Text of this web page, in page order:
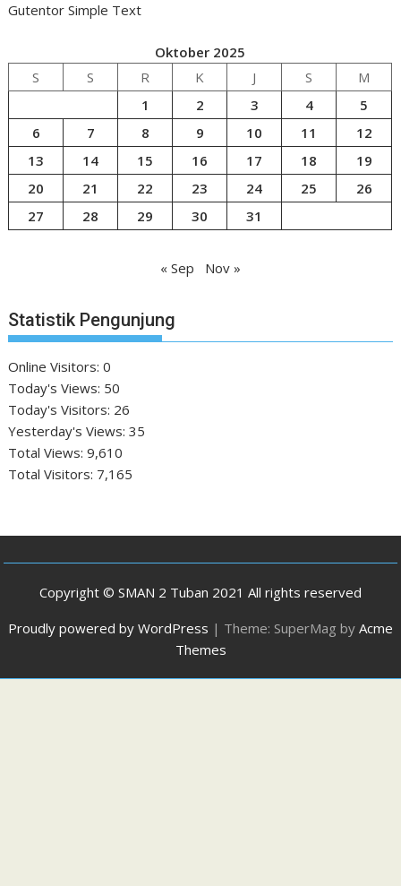
Gutentor Simple Text
Oktober 2025
S
S R K J S
M
1
2 3 4
5
6
7 8 9 10 11
12
13
14 15 16 17 18
19
20
21 22 23 24 25
26
27
28 29 30 31
« Sep Nov »
Statistik Pengunjung
Online Visitors:0
Today's Views: 50
Today's Visitors: 26
Yesterday's Views:35
Total Views:9,610
Total Visitors: 7,165
Copyright © SMAN 2 Tuban 2021 All rights reserved
Proudly powered by WordPress | Theme: SuperMag by Acme
Themes